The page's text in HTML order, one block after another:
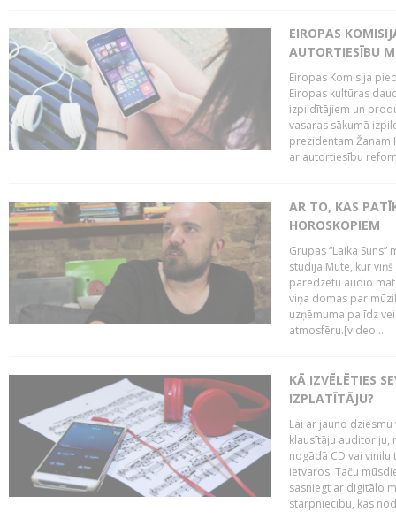
EIROPAS
AUTORTIESĪBU
Eiropas Komisija
Eiropas kultūras
izpildītājiem un
vasaras sākumā
prezidentam Žanam
ar autortiesību
AR TO, KAS
HOROSKOPIEM
Grupas “Laika
studijā Mute, kur
paredzētu audio
viņa domas par
uzņēmuma palīdz
atmosfēru.[video...
KĀ IZVĒLĒTIES
IZPLATĪTĀJU?
Lai ar jauno
klausītāju auditoriju,
nogādā CD vai
ietvaros. Taču
sasniegt ar digitālo
starpniecību, kas